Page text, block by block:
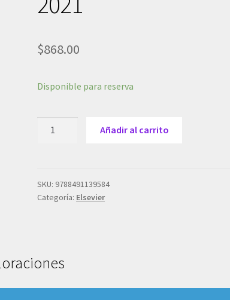
$868.00
Disponible para reserva
10
ed.
Añadir al carrito
SKU: 9788491139584
Categoría: Elsevier